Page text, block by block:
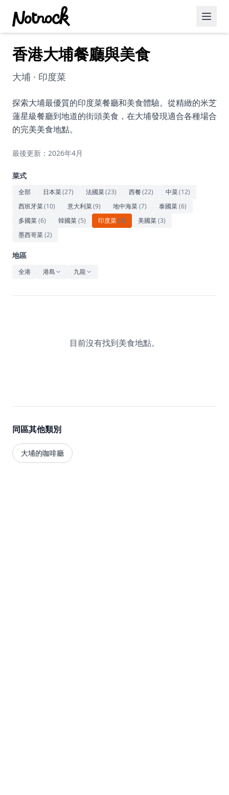
精選活動
博客文章
約會好去處
美食佳餚
藝術文化
休閒
音樂
香港大埔餐廳與美食
大埔 · 印度菜
探索大埔最優質的印度菜餐廳和美食體驗。從精緻的米芝
蓮星級餐廳到地道的街頭美食，在大埔發現適合各種場合
的完美美食地點。
最後更新：2026年4月
菜式
全部 日本菜(27) 法國菜(23) 西餐(22) 中菜(12)
西班牙菜(10) 意大利菜(9) 地中海菜(7) 泰國菜(6)
多國菜(6) 韓國菜(5) 印度菜(3) 美國菜(3)
墨西哥菜(2)
地區
全港 港島 九龍
目前沒有找到美食地點。
同區其他類別
大埔的咖啡廳